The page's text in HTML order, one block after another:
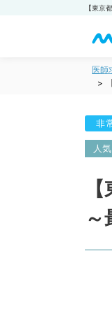
医師
非
人
～